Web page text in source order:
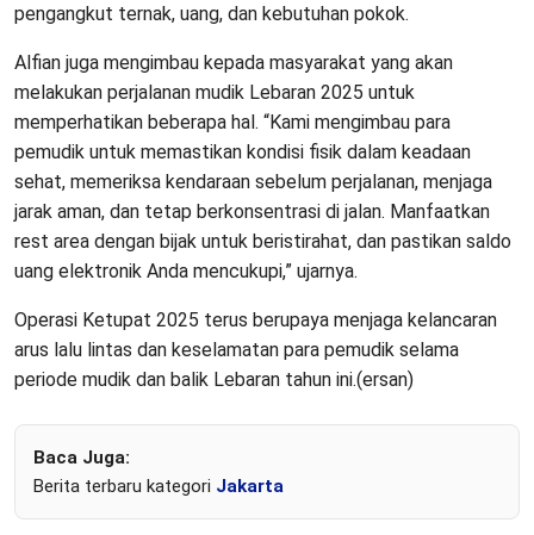
pengangkut ternak, uang, dan kebutuhan pokok.
Alfian juga mengimbau kepada masyarakat yang akan
melakukan perjalanan mudik Lebaran 2025 untuk
memperhatikan beberapa hal. “Kami mengimbau para
pemudik untuk memastikan kondisi fisik dalam keadaan
sehat, memeriksa kendaraan sebelum perjalanan, menjaga
jarak aman, dan tetap berkonsentrasi di jalan. Manfaatkan
rest area dengan bijak untuk beristirahat, dan pastikan saldo
uang elektronik Anda mencukupi,” ujarnya.
Operasi Ketupat 2025 terus berupaya menjaga kelancaran
arus lalu lintas dan keselamatan para pemudik selama
periode mudik dan balik Lebaran tahun ini.(ersan)
Baca Juga:
Berita terbaru kategori Jakarta